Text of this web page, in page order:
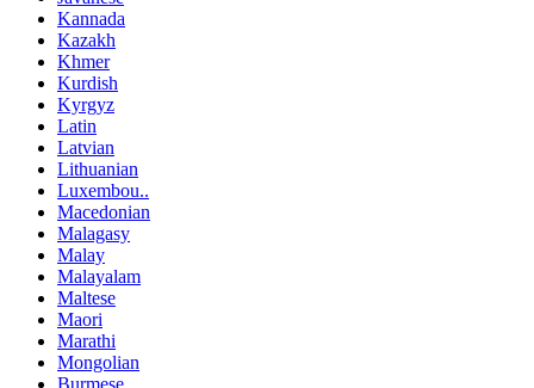
Kannada
Kazakh
Khmer
Kurdish
Kyrgyz
Latin
Latvian
Lithuanian
Luxembou..
Macedonian
Malagasy
Malay
Malayalam
Maltese
Maori
Marathi
Mongolian